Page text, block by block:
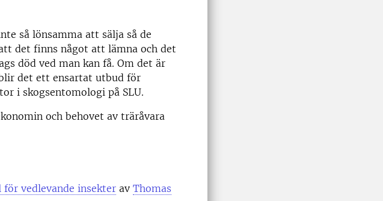
så lönsamma att sälja så de
det finns något att lämna och det
död ved man kan få. Om det är
det ett ensartat utbud för
i skogsentomologi på SLU.
och behovet av träråvara
vedlevande insekter av Thomas